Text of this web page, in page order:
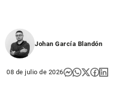
Johan García Blandón
08 de julio de 2026